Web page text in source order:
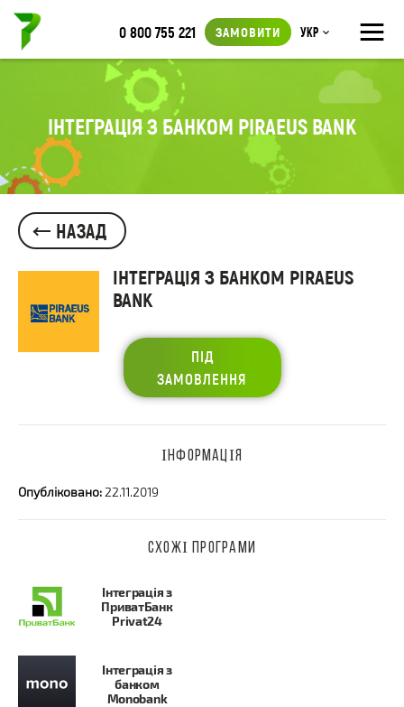
≡
0 800 755 221 ЗАМОВИТИ Укр
ІНТЕГРАЦІЯ З БАНКОМ PIRAEUS BANK
НАЗАД
ІНТЕГРАЦІЯ З БАНКОМ PIRAEUS
BANK
ПІД
ЗАМОВЛЕННЯ
ІНФОРМАЦІЯ
Опубліковано: 22.11.2019
СХОЖІ ПРОГРАМИ
Інтеграція з
ПриватБанк
Privat24
Інтеграція з
банком
Monobank